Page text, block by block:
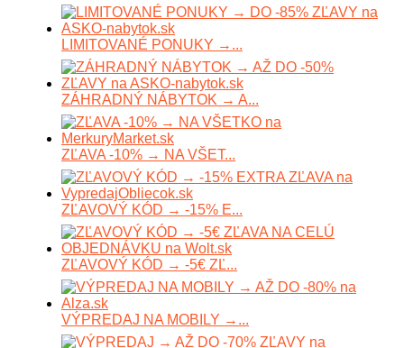
LIMITOVANÉ PONUKY →...
ZÁHRADNÝ NÁBYTOK → A...
ZĽAVA -10% → NA VŠET...
ZĽAVOVÝ KÓD → -15% E...
ZĽAVOVÝ KÓD → -5€ ZĽ...
VÝPREDAJ NA MOBILY →...